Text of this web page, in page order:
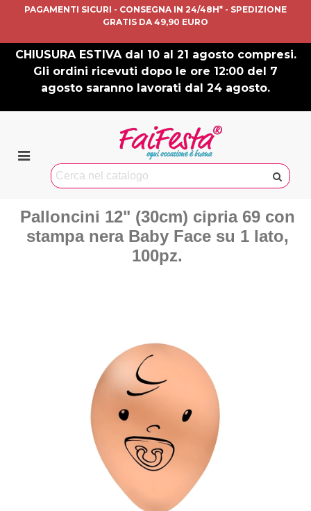
PAGAMENTI SICURI - CONSEGNA IN 24/48H* - SPEDIZIONE
GRATIS DA 49,90 EURO
CHIUSURA ESTIVA dal 10 al 21 agosto compresi.
Gli ordini ricevuti dopo le ore 12:00 del 7
agosto saranno lavorati dal 24 agosto.
Palloncini 12" (30cm) cipria 69 con
stampa nera Baby Face su 1 lato,
100pz.